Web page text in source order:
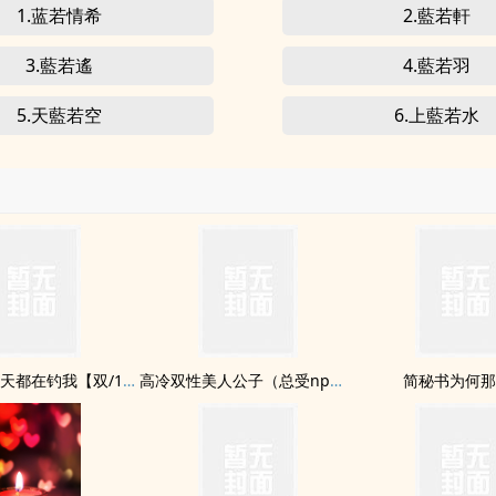
1.蓝若情希 2.藍若軒
3.藍若遙 4.藍若羽
5.天藍若空 6.上藍若水
漂亮老婆每天都在钓我【双/1v1】 高冷双性美人公子（总受np催眠道具各种play） 简秘书为何